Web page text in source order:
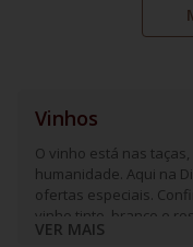
Vinhos
O vinho está nas
humanidade. Aqui na
ofertas especiais.
vinho tinto, branco e
espumantes e frisantes.
VER MAIS